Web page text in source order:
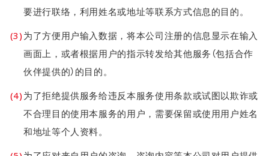
要进行联络，利用姓名或地址等联系方式信息的目的。
为了方便用户输入数据，将本公司注册的信息显示在输入
画面上，或者根据用户的指示转发给其他服务（包括合作
伙伴提供的）的目的。
为了拒绝提供服务给违反本服务使用条款或试图以欺诈或
不合理目的使用本服务的用户，需要保留或使用用户姓名
和地址等个人资料。